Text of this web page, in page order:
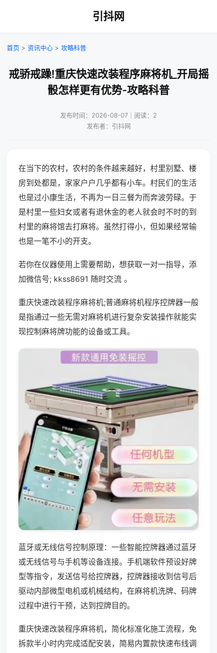
引抖网
首页 > 资讯中心 > 攻略科普
戒骄戒躁!重庆快速改装程序麻将机_开局摇
骰怎样更有优势-攻略科普
发布时间：2026-08-07｜阅读：2
发布者：引抖网
在当下的农村，农村的条件越来越好，村里别墅、楼
房到处都是，家家户户几乎都有小车。村民们的生活
也是过小康生活，不再为一日三餐为而奔波劳碌。于
是村里一些妇女或者有退休金的老人就会时不时的到
村里的麻将馆去打麻将。虽然打得小，但如果经常输
也是一笔不小的开支。
若你在仪器使用上需要帮助，想获取一对一指导，添
加微信号; kkss8691 随时交流 。
重庆快速改装程序麻将机;普通麻将机程序控牌器一般
是指通过一些无需对麻将机进行复杂安装操作就能实
现控制麻将牌功能的设备或工具。
蓝牙或无线信号控制原理：一些智能控牌器通过蓝牙
或无线信号与手机等设备连接。手机端软件预设好牌
型等指令，发送信号给控牌器，控牌器接收到信号后
驱动内部微型电机或机械结构，在麻将机洗牌、码牌
过程中进行干预，达到控牌目的。
重庆快速改装程序麻将机，简化标准化施工流程，免
拆款半小时内完成适配安装，简易内置款快速布线调